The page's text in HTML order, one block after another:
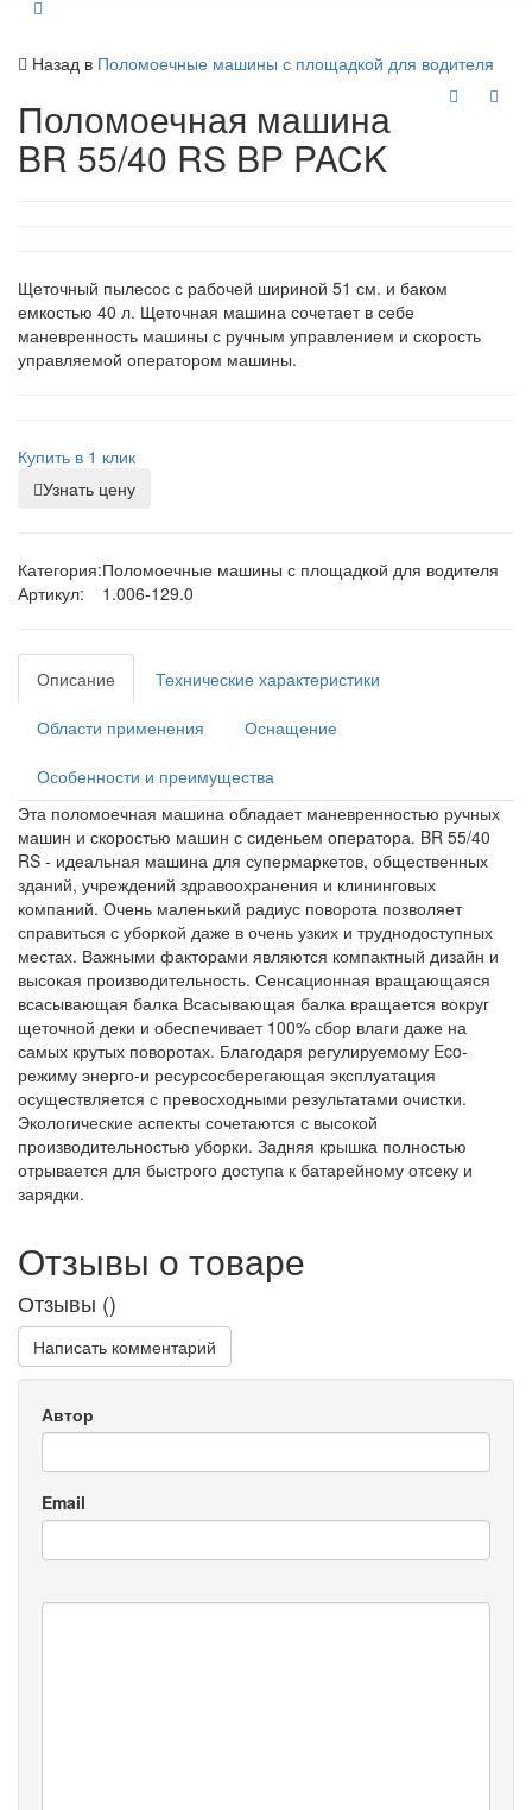
Назад в Поломоечные машины с площадкой для водителя
Поломоечная машина
BR 55/40 RS BP PACK
Щеточный пылесос с рабочей шириной 51 см. и баком
емкостью 40 л. Щеточная машина сочетает в себе
маневренность машины с ручным управлением и скорость
управляемой оператором машины.
Купить в 1 клик
Узнать цену
Категория:Поломоечные машины с площадкой для водителя
Артикул:
1.006-129.0
Описание Технические характеристики
Области применения Оснащение
Особенности и преимущества
Эта поломоечная машина обладает маневренностью ручных
машин и скоростью машин с сиденьем оператора. BR 55/40
RS - идеальная машина для супермаркетов, общественных
зданий, учреждений здравоохранения и клининговых
компаний. Очень маленький радиус поворота позволяет
справиться с уборкой даже в очень узких и труднодоступных
местах. Важными факторами являются компактный дизайн и
высокая производительность. Сенсационная вращающаяся
всасывающая балка Всасывающая балка вращается вокруг
щеточной деки и обеспечивает 100% сбор влаги даже на
самых крутых поворотах. Благодаря регулируемому Eco-
режиму энерго-и ресурсосберегающая эксплуатация
осуществляется с превосходными результатами очистки.
Экологические аспекты сочетаются с высокой
производительностью уборки. Задняя крышка полностью
отрывается для быстрого доступа к батарейному отсеку и
зарядки.
Отзывы о товаре
Отзывы ()
Написать комментарий
Автор
Email